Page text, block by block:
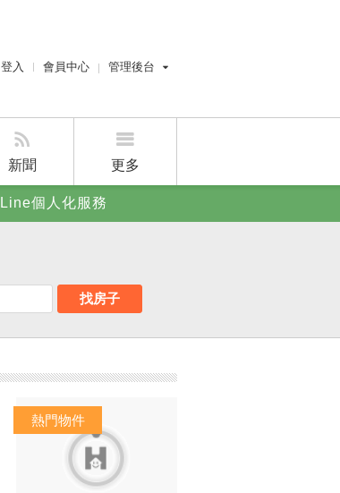
登入 會員中心 管理後台
屋主管理後台
新聞 更多
賣屋刊登
Line個人化服務
找房子